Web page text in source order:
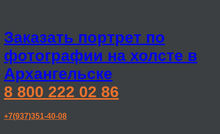
Заказать портрет по
фотографии на холсте в
Архангельске
8 800 222 02 86
+7(937)351-40-08